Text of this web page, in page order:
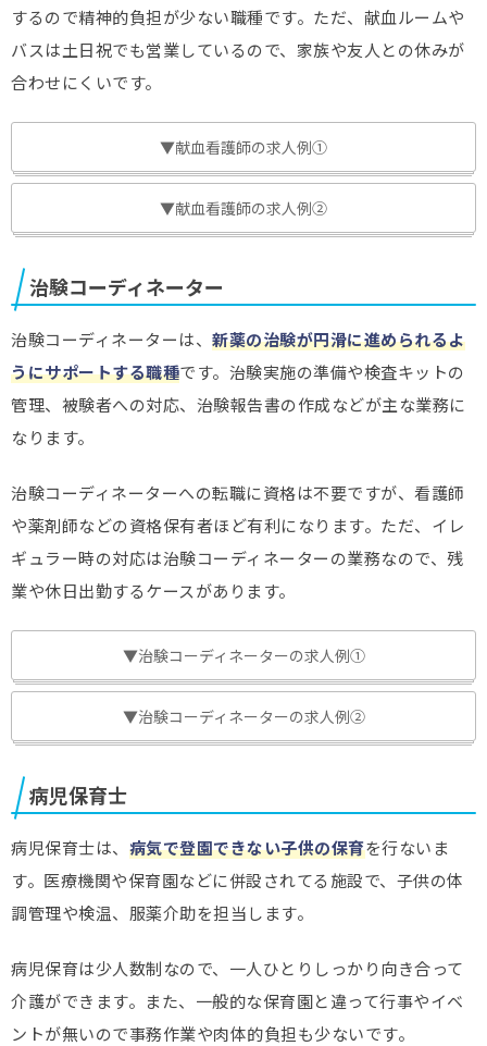
するので精神的負担が少ない職種です。ただ、献血ルームや
バスは土日祝でも営業しているので、家族や友人との休みが
合わせにくいです。
▼献血看護師の求人例①
▼献血看護師の求人例②
治験コーディネーター
治験コーディネーターは、 新薬の治験が円滑に進められるよ
うにサポートする職種です。治験実施の準備や検査キットの
管理、被験者への対応、治験報告書の作成などが主な業務に
なります。
治験コーディネーターへの転職に資格は不要ですが、看護師
や薬剤師などの資格保有者ほど有利になります。ただ、イレ
ギュラー時の対応は治験コーディネーターの業務なので、残
業や休日出勤するケースがあります。
▼治験コーディネーターの求人例①
▼治験コーディネーターの求人例②
病児保育士
病児保育士は、 病気で登園できない子供の保育を行ないま
す。医療機関や保育園などに併設されてる施設で、子供の体
調管理や検温、服薬介助を担当します。
病児保育は少人数制なので、一人ひとりしっかり向き合って
介護ができます。また、一般的な保育園と違って行事やイベ
ントが無いので事務作業や肉体的負担も少ないです。